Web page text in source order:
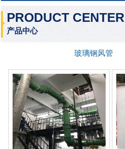
PRODUCT CENTER
产品中心
玻璃钢风管